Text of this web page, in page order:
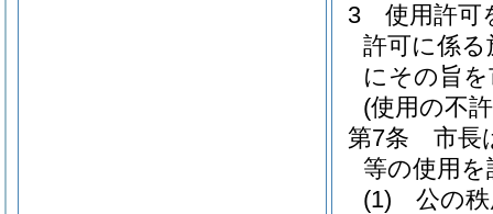
3
使用許可
許可に係
にその旨
(使用の不
第7条
市長
等の使用
(1)
公の